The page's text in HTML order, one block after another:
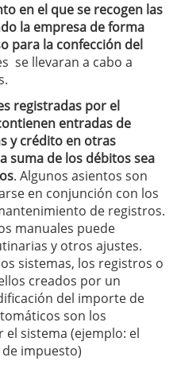
en el que se recogen las
la empresa de forma
para la confección del
se llevaran a cabo a
registradas por el
entradas de
y crédito en otras
suma de los débitos sea
. Algunos asientos son
en conjunción con los
de registros.
manuales puede
y otros ajustes.
sistemas, los registros o
creados por un
del importe de
son los
sistema (ejemplo: el
impuesto)